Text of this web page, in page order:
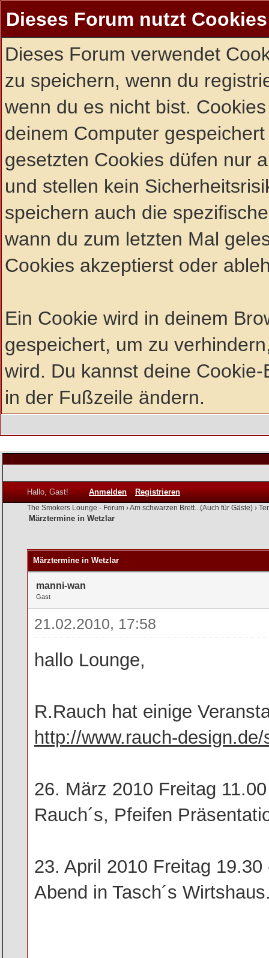
Dieses Forum nutzt Cookies
Dieses Forum verwendet
zu speichern, wenn du
wenn du es nicht bist.
deinem Computer
gesetzten Cookies düfen nur
und stellen kein
speichern auch die
wann du zum letzten Mal
Cookies akzeptierst oder
Ein Cookie wird in deinem
gespeichert, um zu
wird. Du kannst deine
in der Fußzeile ändern.
Hallo, Gast! Anmelden Registrieren
The Smokers Lounge - Forum ›Am schwarzen Brett...(Auch für Gäste) ›
Märztermine in Wetzlar
Märztermine in Wetzlar
manni-wan
Gast
21.02.2010, 17:58
hallo Lounge,
R.Rauch hat einige
http://www.rauch-
26. März 2010 Freitag
Rauch´s, Pfeifen
23. April 2010 Freitag
Abend in Tasch´s